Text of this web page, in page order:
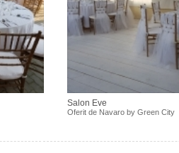
Salon Eve
Oferit de Navaro by Green City